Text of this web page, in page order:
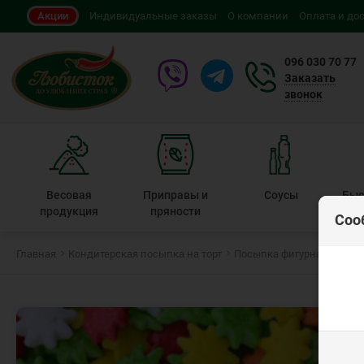
Акции Индивидуальные заказы О компании Оплата и
096 030 70 77
Заказать
звонок
Весовая
продукция
Приправы и
пряности
Соусы